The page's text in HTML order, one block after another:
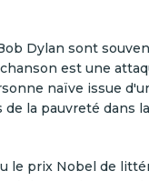
Dylan sont
est une
naïve issue
la pauvreté dans
le prix Nobel de